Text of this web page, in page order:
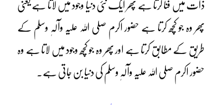
ذات میں فنا کرتا ہے پھر ایک نئی دنیا وجود میں لاتا ہے یعنی
پھر وہ جو کچھ کرتا ہے حضور اکرم صلی اللہ علیہ وآلہٖ وسلم کے
طریق کے مطابق کرتا ہے اور پھر وہ جو کچھ وجود میں لاتا ہے وہ
حضور اکرم صلی اللہ علیہ وآلہٖ وسلم کی دنیا بن جاتی ہے۔